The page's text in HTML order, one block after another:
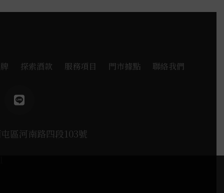
探索酒款 服務項目 門市據點 聯絡我們
區河南路四段103號